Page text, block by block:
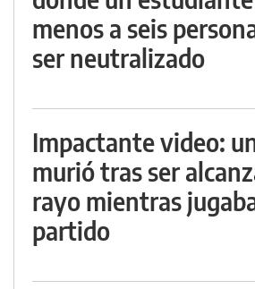
menos a seis
ser neutralizado
Impactante video:
murió tras ser
rayo mientras
partido